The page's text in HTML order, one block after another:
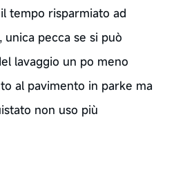
tempo risparmiato ad
unica pecca se si può
lavaggio un po meno
al pavimento in parke ma
non uso più